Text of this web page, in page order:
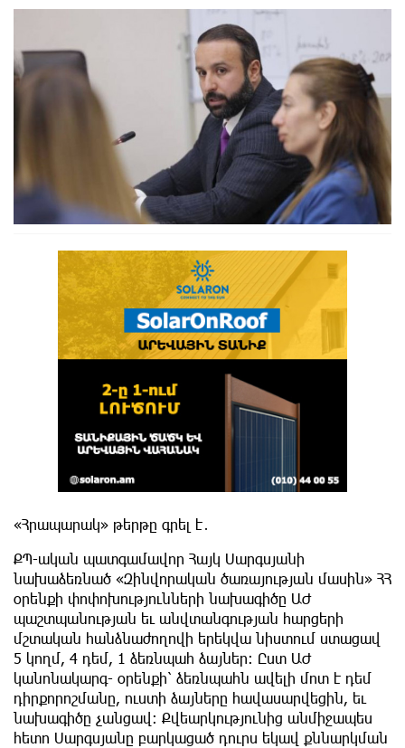
«Հրապարակ» թերթը գրել է․
ՔՊ-ական պատգամավոր Հայկ Սարգսյանի
նախաձեռնած «Զինվորական ծառայության մասին» ՀՀ
օրենքի փոփոխությունների նախագիծը ԱԺ
պաշտպանության եւ անվտանգության հարցերի
մշտական հանձնաժողովի երեկվա նիստում ստացավ
5 կողմ, 4 դեմ, 1 ձեռնպահ ձայներ։ Ըստ ԱԺ
կանոնակարգ- օրենքի՝ ձեռնպահն ավելի մոտ է դեմ
դիրքորոշմանը, ուստի ձայները հավասարվեցին, եւ
նախագիծը չանցավ։ Քվեարկությունից անմիջապես
հետո Սարգսյանը բարկացած դուրս եկավ քննարկման